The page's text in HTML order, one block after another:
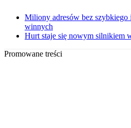
Miliony adresów bez
winnych
Hurt staje się nowym silnikiem
Promowane treści